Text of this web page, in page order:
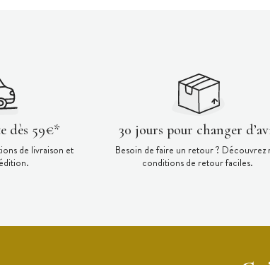
dès 59€*
de livraison et
30 jours pour changer
Besoin de faire un retour ? Découvrez
conditions de retour faciles.